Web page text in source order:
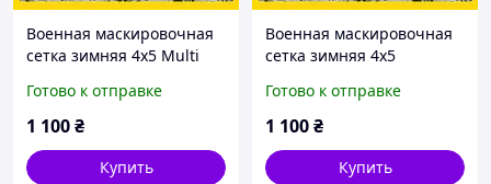
Военная маскировочная
сетка зимняя 4х5 Multi
Готово к отправке
1 100₴
Купить
Военная маскировочная
сетка зимняя 4х5
Готово к отправке
1 100₴
Купить